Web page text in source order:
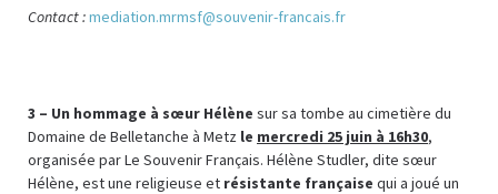
Contact :mediation.mrmsf@souvenir-francais.fr
3 – Un hommage à sœur Hélène sur sa tombe au cimetière du
Domaine de Belletanche à Metz le mercredi 25 juin à 16h30,
organisée par Le Souvenir Français. Hélène Studler, dite sœur
Hélène, est une religieuse et résistante française qui a joué un